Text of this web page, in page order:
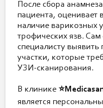
После сбора
пациента, оценивает
наличие варикозных
трофических язв. Сам
специалисту
участки, которые
УЗИ-сканирования.
В клинике
является